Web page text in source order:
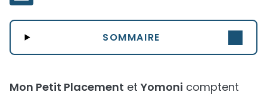
SOMMAIRE
Mon Petit Placement et Yomoni comptent